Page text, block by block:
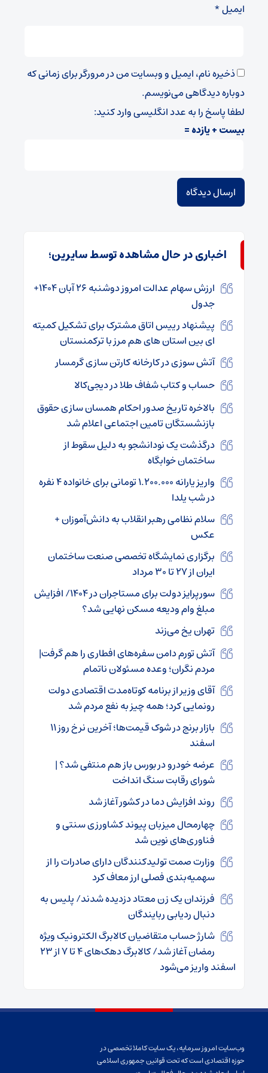
ایمیل*
ذخیره نام، ایمیل و وبسایت من در مرورگر برای زمانی که
دوباره دیدگاهی می‌نویسم.
لطفا پاسخ را به عدد انگلیسی وارد کنید:
بیست + یازده =
اخباری در حال مشاهده توسط سایرین؛
ارزش سهام عدالت امروز دوشنبه ۲۶ آبان ۱۴۰۴+
جدول
پیشنهاد رییس اتاق مشترک برای تشکیل کمیته
ای بین استان های هم مرز با ترکمنستان
آتش سوزی در کارخانه کارتن سازی گرمسار
حساب‌ و کتاب شفاف طلا در دیجی‌کالا
بالاخره تاریخ صدور احکام همسان سازی حقوق
بازنشستگان تامین اجتماعی اعلام شد
درگذشت یک نودانشجو به دلیل سقوط از
ساختمان خوابگاه
واریز یارانه ۱.۲۰۰.۰۰۰ تومانی برای خانواده ۴ نفره
در شب یلدا
سلام نظامی رهبر انقلاب به دانش‌آموزان +‌
عکس
برگزاری نمایشگاه تخصصی صنعت ساختمان
ایران از ۲۷ تا ۳۰ مرداد
سورپرایز دولت برای مستاجران در ۱۴۰۴/ افزایش
مبلغ وام ودیعه مسکن نهایی شد؟
تهران یخ می‌زند
آتش تورم دامن سفره‌های افطاری را هم گرفت|
مردم نگران؛ وعده مسئولان ناتمام
آقای وزیر از برنامه کوتاه‌مدت اقتصادی دولت
رونمایی کرد؛ همه چیز به نفع مردم شد
بازار برنج در شوک قیمت‌ها؛ آخرین نرخ روز ۱۱
اسفند
عرضه خودرو در بورس باز هم منتفی شد؟ |
شورای رقابت سنگ انداخت
روند افزایش دما در کشور آغاز شد
چهارمحال میزبان پیوند کشاورزی سنتی و
فناوری‌های نوین شد
وزارت صمت تولیدکنندگان دارای صادرات را از
سهمیه‌بندی فصلی ارز معاف کرد
فرزندان یک زن معتاد دزدیده شدند/ پلیس به
دنبال ردیابی ربایندگان
شارژ حساب متقاضیان کالابرگ الکترونیک ویژه
رمضان آغاز شد/ کالابرگ دهک‌های ۴ تا ۷ از ۲۳
اسفند واریز می‌شود
وب‌سایت امروز سرمایه، یک سایت کاملا تخصصی در
حوزه اقتصادی است که تحت قوانین جمهوری اسلامی